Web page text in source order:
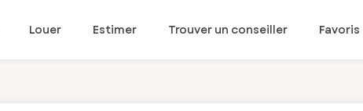
Louer Estimer Trouver un conseiller Favoris